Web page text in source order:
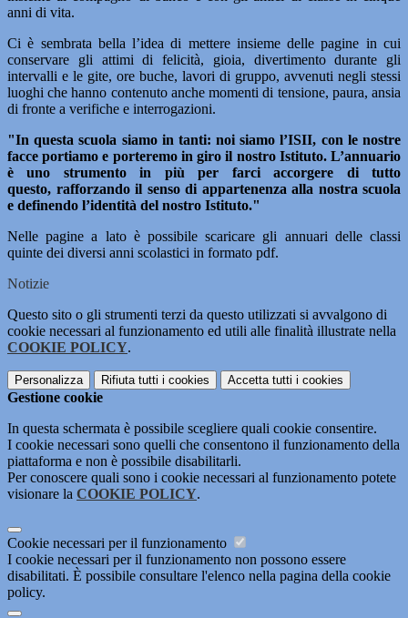
anni di vita.
Ci è sembrata bella l’idea di mettere insieme delle pagine in cui
conservare gli attimi di felicità, gioia, divertimento durante gli
intervalli e le gite, ore buche, lavori di gruppo, avvenuti negli stessi
luoghi che hanno contenuto anche momenti di tensione, paura, ansia
di fronte a verifiche e interrogazioni.
"In questa scuola siamo in tanti: noi siamo l’ISII, con le nostre
facce portiamo e porteremo in giro il nostro Istituto. L’annuario
è uno strumento in più per farci accorgere di tutto
questo, rafforzando il senso di appartenenza alla nostra scuola
e definendo l’identità del nostro Istituto."
Nelle pagine a lato è possibile scaricare gli annuari delle classi
quinte dei diversi anni scolastici in formato pdf.
Notizie
Questo sito o gli strumenti terzi da questo utilizzati si avvalgono di
cookie necessari al funzionamento ed utili alle finalità illustrate nella
COOKIE POLICY.
Personalizza Rifiuta tutti i cookies Accetta tutti i cookies
Gestione cookie
In questa schermata è possibile scegliere quali cookie consentire.
I cookie necessari sono quelli che consentono il funzionamento della
piattaforma e non è possibile disabilitarli.
Per conoscere quali sono i cookie necessari al funzionamento potete
visionare la COOKIE POLICY.
Cookie necessari per il funzionamento
I cookie necessari per il funzionamento non possono essere
disabilitati. È possibile consultare l'elenco nella pagina della cookie
policy.